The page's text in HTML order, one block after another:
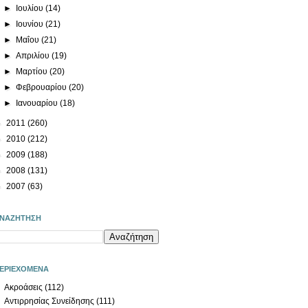
► Ιουλίου(14)
► Ιουνίου(21)
► Μαΐου(21)
►Απριλίου(19)
► Μαρτίου(20)
►Φεβρουαρίου(20)
► Ιανουαρίου(18)
2011 (260)
2010 (212)
2009 (188)
2008 (131)
2007 (63)
Ακροάσεις (112)
Αντιρρησίας Συνείδησης (111)